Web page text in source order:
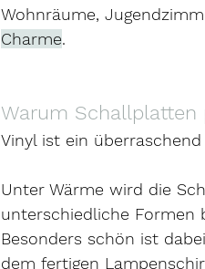
Wohnräume,
Charme.
Warum
Vinyl ist ein
Unter Wärme wird die
unterschiedliche Formen
Besonders schön ist
dem fertigen